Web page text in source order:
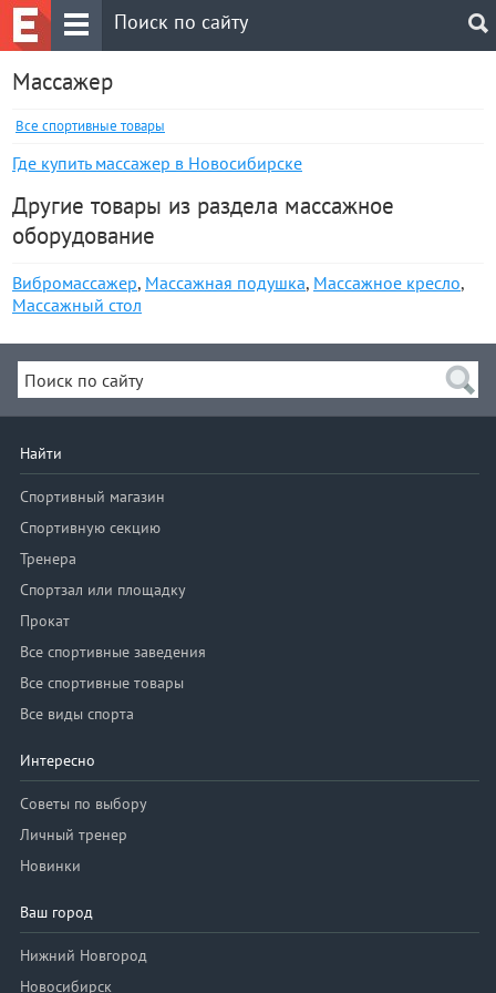
Массажер
Все спортивные товары
Где купить массажер в Новосибирске
Другие товары из раздела массажное
оборудование
Вибромассажер, Массажная подушка, Массажное кресло,
Массажный стол
Найти
Спортивный магазин
Спортивную секцию
Тренера
Спортзал или площадку
Прокат
Все спортивные заведения
Все спортивные товары
Все виды спорта
Интересно
Советы по выбору
Личный тренер
Новинки
Ваш город
Нижний Новгород
Новосибирск